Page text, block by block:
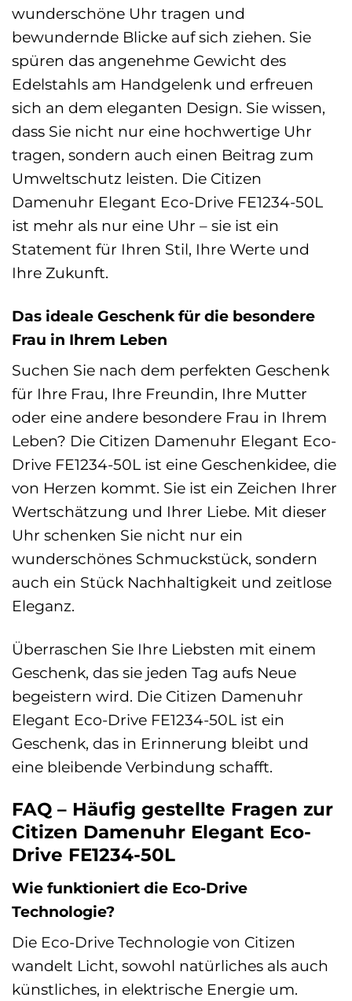
wunderschöne Uhr tragen und
bewundernde Blicke auf sich ziehen. Sie
spüren das angenehme Gewicht des
Edelstahls am Handgelenk und erfreuen
sich an dem eleganten Design. Sie wissen,
dass Sie nicht nur eine hochwertige Uhr
tragen, sondern auch einen Beitrag zum
Umweltschutz leisten. Die Citizen
Damenuhr Elegant Eco-Drive FE1234-50L
ist mehr als nur eine Uhr – sie ist ein
Statement für Ihren Stil, Ihre Werte und
Ihre Zukunft.
Das ideale Geschenk für die besondere
Frau in Ihrem Leben
Suchen Sie nach dem perfekten Geschenk
für Ihre Frau, Ihre Freundin, Ihre Mutter
oder eine andere besondere Frau in Ihrem
Leben? Die Citizen Damenuhr Elegant Eco-
Drive FE1234-50L ist eine Geschenkidee, die
von Herzen kommt. Sie ist ein Zeichen Ihrer
Wertschätzung und Ihrer Liebe. Mit dieser
Uhr schenken Sie nicht nur ein
wunderschönes Schmuckstück, sondern
auch ein Stück Nachhaltigkeit und zeitlose
Eleganz.
Überraschen Sie Ihre Liebsten mit einem
Geschenk, das sie jeden Tag aufs Neue
begeistern wird. Die Citizen Damenuhr
Elegant Eco-Drive FE1234-50L ist ein
Geschenk, das in Erinnerung bleibt und
eine bleibende Verbindung schafft.
FAQ – Häufig gestellte Fragen zur
Citizen Damenuhr Elegant Eco-
Drive FE1234-50L
Wie funktioniert die Eco-Drive
Technologie?
Die Eco-Drive Technologie von Citizen
wandelt Licht, sowohl natürliches als auch
künstliches, in elektrische Energie um.